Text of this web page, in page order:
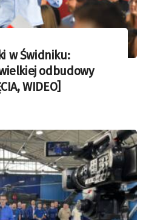
w Świdniku:
odbudowy
WIDEO]